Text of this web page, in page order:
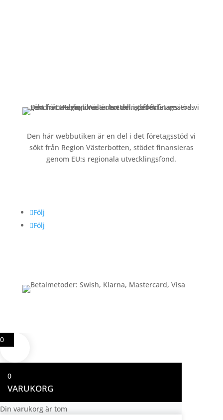
Den här webbutiken är en del i det företagsstöd vi
sökt från Region Västerbotten, stödet finansieras
genom EU:s regionala utvecklingsfond.
Följ
Följ
0
0
VARUKORG
Din varukorg är tom